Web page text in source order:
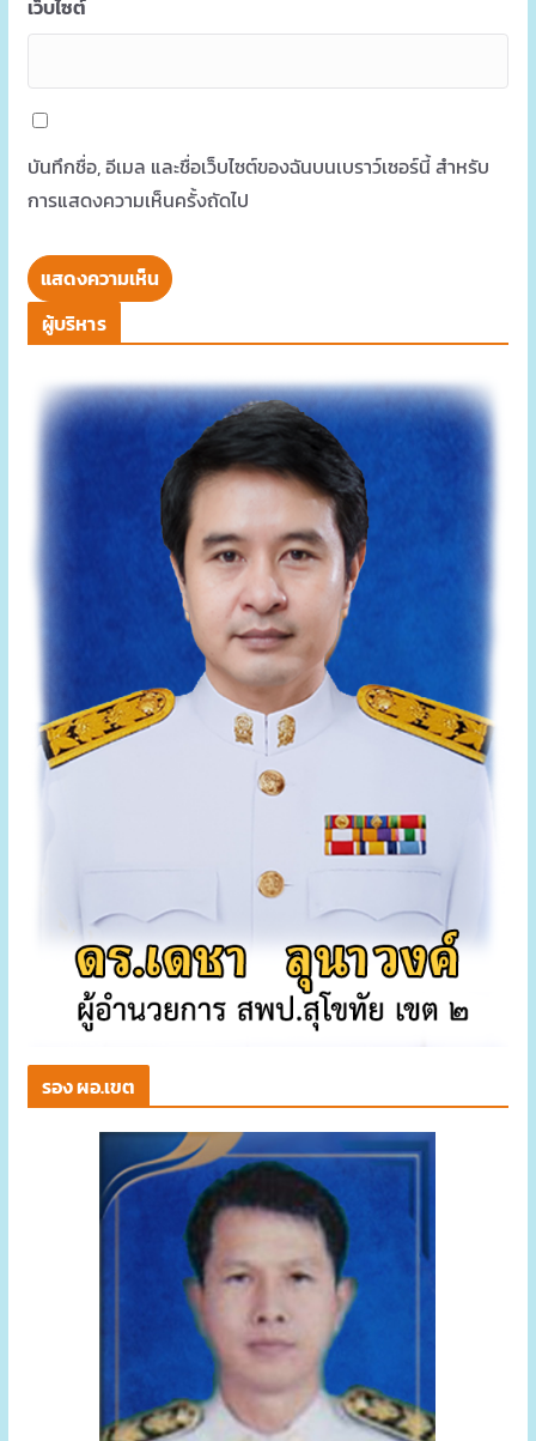
เว็บไซต์
บันทึกชื่อ, อีเมล และชื่อเว็บไซต์ของฉันบนเบราว์เซอร์นี้ สำหรับ
การแสดงความเห็นครั้งถัดไป
ผู้บริหาร
รอง ผอ.เขต